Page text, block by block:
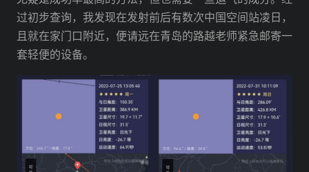
过初步查询，我发现在发射前后有数次中国空间站凌日，
且就在家门口附近，便请远在青岛的路越老师紧急邮寄一
套轻便的设备。